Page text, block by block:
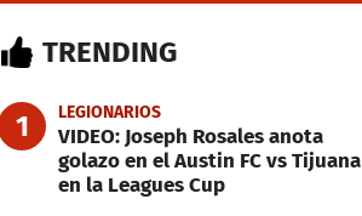
TRENDING
1 LEGIONARIOS
VIDEO: Joseph Rosales anota
golazo en el Austin FC vs Tijuana
en la Leagues Cup